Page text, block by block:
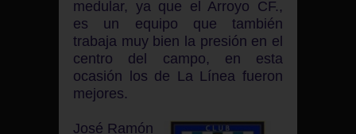
medular, ya que el Arroyo CF.,
es un equipo que también
trabaja muy bien la presión en el
centro del campo, en esta
ocasión los de La Línea fueron
mejores.
José Ramón